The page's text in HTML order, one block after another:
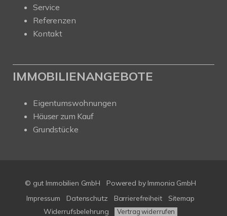
Service
Referenzen
Kontakt
IMMOBILIENANGEBOTE
Eigentumswohnungen
Häuser zum Kauf
Grundstücke
© gut Immobilien GmbH Powered by Immonia GmbH
Impressum
Datenschutz Barrierefreiheit
Sitemap
Widerrufsbelehrung
Vertrag widerrufen